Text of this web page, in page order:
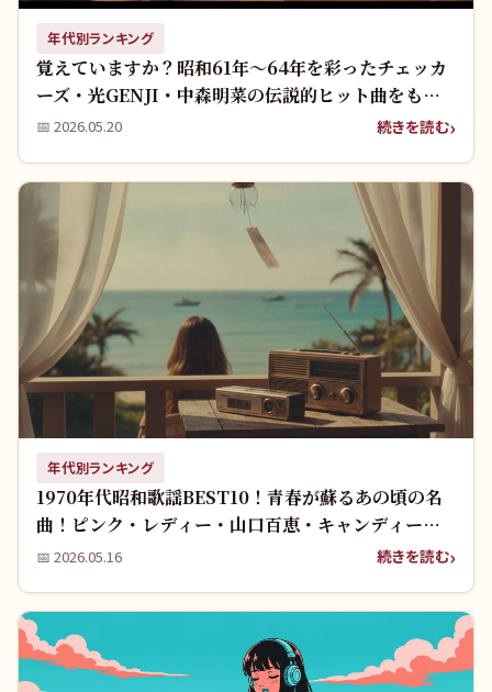
年代別ランキング
覚えていますか？昭和61年〜64年を彩ったチェッカ
ーズ・光GENJI・中森明菜の伝説的ヒット曲をもう
一度！
📅 2026.05.20 続きを読む
年代別ランキング
1970年代昭和歌謡BEST10！青春が蘇るあの頃の名
曲！ピンク・レディー・山口百恵・キャンディー
ズ！
📅 2026.05.16 続きを読む